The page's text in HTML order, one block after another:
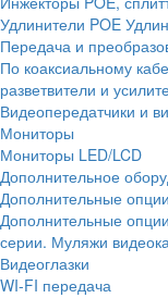
Удлинители POE
Передача и
По коаксиальному
разветвители и
Видеопередатчики и
Мониторы
Мониторы LED/LCD
Дополнительное
Дополнительные
Дополнительные
серии. Муляжи
Видеоглазки
WI-FI передача